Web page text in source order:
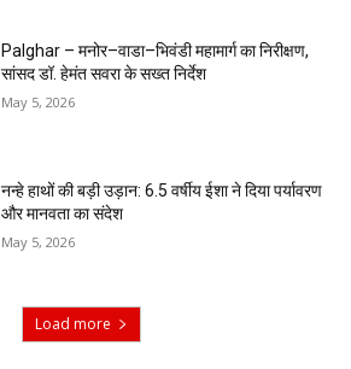
Palghar – मनोर–वाडा–भिवंडी महामार्ग का निरीक्षण,
सांसद डॉ. हेमंत सवरा के सख्त निर्देश
May 5, 2026
नन्हे हाथों की बड़ी उड़ान: 6.5 वर्षीय ईशा ने दिया पर्यावरण
और मानवता का संदेश
May 5, 2026
Load more